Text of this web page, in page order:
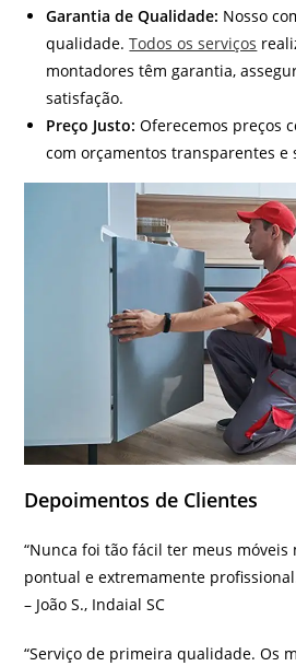
Garantia de Qualidade: Nosso
qualidade.Todos os serviços
montadores têm garantia,
satisfação.
Preço Justo: Oferecemos preços
com orçamentos transparentes e
Depoimentos de Clientes
“Nunca foi tão fácil ter meus
pontual e extremamente
– João S., Indaial SC
“Serviço de primeira qualidade. Os